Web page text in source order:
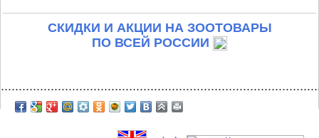
СКИДКИ И АКЦИИ НА ЗООТОВАРЫ
ПО ВСЕЙ РОССИИ